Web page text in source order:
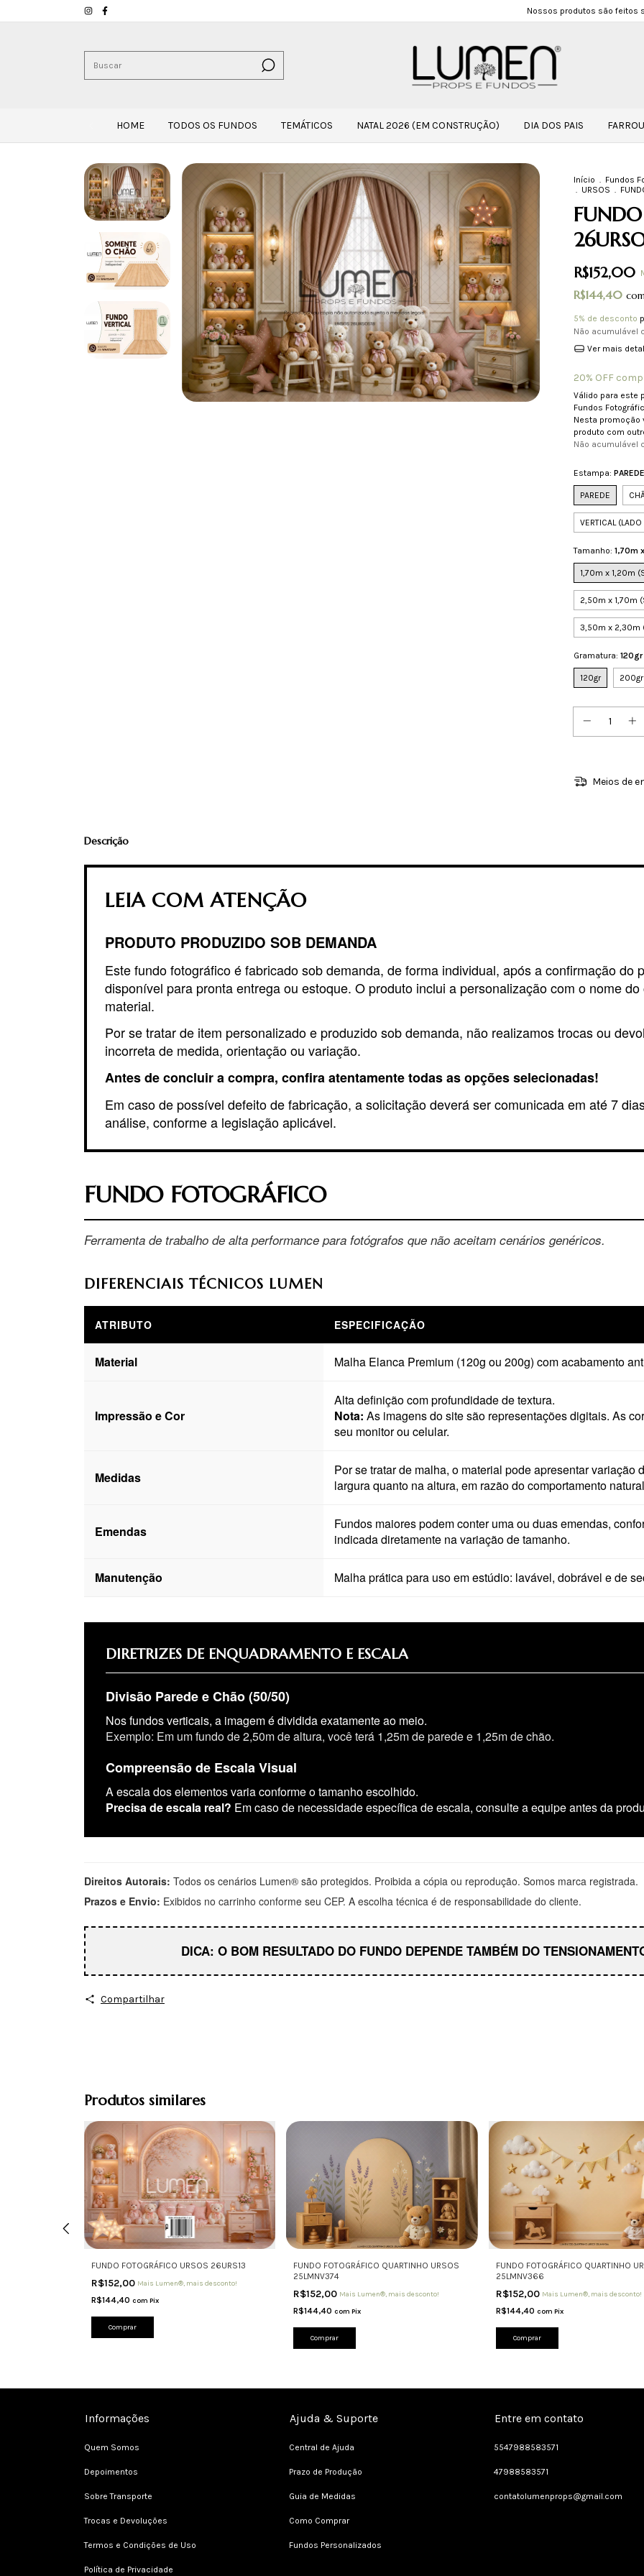
Nossos produtos são feitos
HOME TODOS OS FUNDOS TEMÁTICOS NATAL 2026 (EM CONSTRUÇÃO) DIA DOS PAIS
Início . Fundos
. URSOS .
R$152,00
R$144,40
5% de desconto
Não acumulável
Ver mais
20% OFF
Válido para este
Fundos
Nesta promoção
produto com
Não acumulável
Estampa: PAREDE
PAREDE
VERTICAL
Tamanho: 1,70m
1,70m x 1,20m
2,50m x 1,70m
3,50m x 2,30m
Gramatura: 120gr
120gr 200gr
Meios de
Descrição
LEIA COM ATENÇÃO
PRODUTO PRODUZIDO SOB DEMANDA
Este fundo fotográfico é fabricado sob demanda, de forma individual, após a confirmação do
disponível para pronta entrega ou estoque. O produto inclui a personalização com o nome
material.
Por se tratar de item personalizado e produzido sob demanda, não realizamos trocas ou
incorreta de medida, orientação ou variação.
Antes de concluir a compra, confira atentamente todas as opções selecionadas!
Em caso de possível defeito de fabricação, a solicitação deverá ser comunicada em até 7
análise, conforme a legislação aplicável.
FUNDO FOTOGRÁFICO
Ferramenta de trabalho de alta performance para fotógrafos que não aceitam cenários genéricos.
DIFERENCIAIS TÉCNICOS LUMEN
ATRIBUTO ESPECIFICAÇÃO
Material Malha Elanca Premium (120g ou 200g) com acabamento
Impressão e Cor
Alta definição com profundidade de textura.
Nota: As imagens do site são representações digitais. As
seu monitor ou celular.
Medidas
Por se tratar de malha, o material pode apresentar variação
largura quanto na altura, em razão do comportamento
Emendas
Fundos maiores podem conter uma ou duas emendas,
indicada diretamente na variação de tamanho.
Manutenção Malha prática para uso em estúdio: lavável, dobrável e de
DIRETRIZES DE ENQUADRAMENTO E ESCALA
Divisão Parede e Chão (50/50)
Nos fundos verticais, a imagem é dividida exatamente ao meio.
Exemplo: Em um fundo de 2,50m de altura, você terá 1,25m de parede e 1,25m de chão.
Compreensão de Escala Visual
A escala dos elementos varia conforme o tamanho escolhido.
Precisa de escala real? Em caso de necessidade específica de escala, consulte a equipe antes da
Direitos Autorais: Todos os cenários Lumen® são protegidos. Proibida a cópia ou reprodução. Somos marca registrada.
Prazos e Envio: Exibidos no carrinho conforme seu CEP. A escolha técnica é de responsabilidade do cliente.
DICA: O BOM RESULTADO DO FUNDO DEPENDE TAMBÉM DO
Compartilhar
Produtos similares
FUNDO FOTOGRÁFICO URSOS 26URS13
R$152,00 Mais Lumen®, mais desconto!
R$144,40 com Pix
Comprar
FUNDO FOTOGRÁFICO QUARTINHO URSOS
25LMNV374
R$152,00 Mais Lumen®, mais desconto!
R$144,40com Pix
Comprar
FUNDO FOTOGRÁFICO QUARTINHO
25LMNV366
R$152,00 Mais Lumen®, mais desconto!
R$144,40 com Pix
Comprar
Informações
Quem Somos
Depoimentos
Sobre Transporte
Trocas e Devoluções
Termos e Condições de Uso
Política de Privacidade
Ajuda & Suporte
Central de Ajuda
Prazo de Produção
Guia de Medidas
Como Comprar
Fundos Personalizados
Entre em contato
5547988583571
47988583571
contatolumenprops@gmail.com